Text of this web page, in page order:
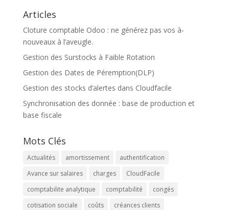
Articles
Cloture comptable Odoo : ne générez pas vos à-
nouveaux à l’aveugle.
Gestion des Surstocks à Faible Rotation
Gestion des Dates de Péremption(DLP)
Gestion des stocks d’alertes dans Cloudfacile
Synchronisation des donnée : base de production et
base fiscale
Mots Clés
Actualités amortissement
authentification
Avance sur salaires
charges
CloudFacile
comptabilite analytique
comptabilité
congés
cotisation sociale
coûts
créances clients